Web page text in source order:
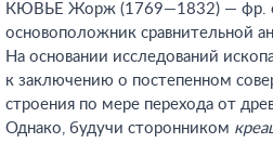
КЮВЬЕ Жорж (1769—1832) — фр.
основоположник сравнительной
На основании исследований
к заключению о постепенном
строения по мере перехода от
Однако, будучи сторонником